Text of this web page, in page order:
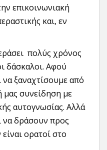
επικοινωνιακή
και, εν
πολύς χρόνος
δάσκαλοι. Αφού
ξαναχτίσουμε από
μας συνείδηση με
αυτογνωσίας. Αλλά
να δράσουν προς
ορατοί στο